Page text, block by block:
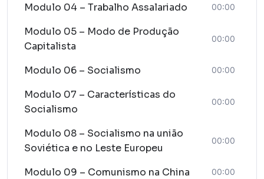
Modulo 04 – Trabalho Assalariado 00:00
Modulo 05 – Modo de Produção
Capitalista
00:00
Modulo 06 – Socialismo 00:00
Modulo 07 – Características do
Socialismo
00:00
Modulo 08 – Socialismo na união
Soviética e no Leste Europeu
00:00
Modulo 09 – Comunismo na China 00:00